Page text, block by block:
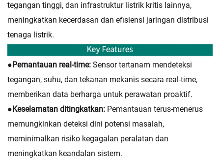
tegangan tinggi, dan infrastruktur listrik kritis lainnya,
meningkatkan kecerdasan dan efisiensi jaringan distribusi
tenaga listrik.
●Pemantauan real-time: Sensor tertanam mendeteksi
tegangan, suhu, dan tekanan mekanis secara real-time,
memberikan data berharga untuk perawatan proaktif.
●Keselamatan ditingkatkan: Pemantauan terus-menerus
memungkinkan deteksi dini potensi masalah,
meminimalkan risiko kegagalan peralatan dan
meningkatkan keandalan sistem.